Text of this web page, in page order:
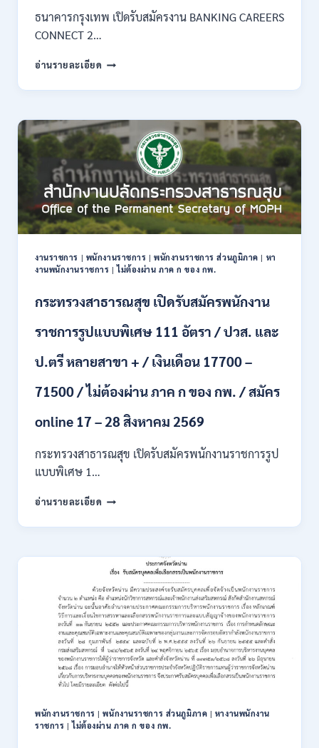
–
ธนาคารกรุงเทพ เปิดรับสมัครงาน BANKING CAREERS
CONNECT 2…
อ่านรายละเอียด ธนาคาร
เปิด
สมัคร
งาน
40
ตำแหน่ง
/
ปริญญา
ตรี
หลาย
ขึ้น
ไป
ยินดี
นักศึกษา
ใหม่
สมัคร
8
งานราชการ | พนักงานราชการ |พนักงานราชการ ส่วนภูมิภาค | หา
งานพนักงานราชการ |ไม่ต้องผ่าน ภาค ก ของ กพ.
กระทรวงสาธารณสุข เปิดรับสมัครพนักงาน
ราชการรูปแบบพิเศษ 111 อัตรา / ปวส. และ
ป.ตรี หลายสาขา + / เงินเดือน 17700 –
71500 / ไม่ต้องผ่าน ภาค ก ของ กพ. / สมัคร
online 17 – 28 สิงหาคม 2569
กระทรวงสาธารณสุข เปิดรับสมัครพนักงานราชการรูป
แบบพิเศษ 1…
อ่านรายละเอียด กระทรวง
เปิด
สมัคร
พนักงาน
ราชการ
รูป
แบบ
พิเศษ
111
อัตรา
/
ปวส.
ป.ตรี
หลาย
พนักงานราชการ |พนักงานราชการ ส่วนภูมิภาค | หางานพนักงาน
ราชการ |ไม่ต้องผ่าน ภาค ก ของ กพ.